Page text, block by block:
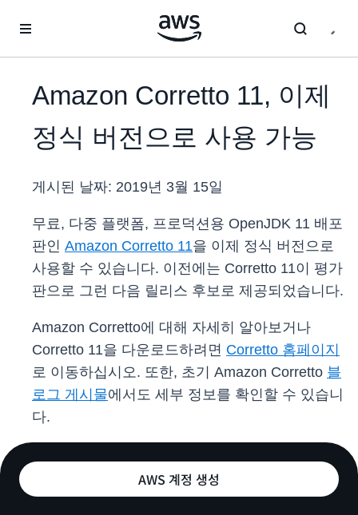
Amazon Corretto 11, 이제
정식 버전으로 사용 가능
게시된 날짜: 2019년 3월 15일
무료, 다중 플랫폼, 프로덕션용 OpenJDK 11 배포
판인 Amazon Corretto 11을 이제 정식 버전으로
사용할 수 있습니다. 이전에는 Corretto 11이 평가
판으로 그런 다음 릴리스 후보로 제공되었습니다.
Amazon Corretto에 대해 자세히 알아보거나
Corretto 11을 다운로드하려면 Corretto 홈페이지
로 이동하십시오. 또한, 초기 Amazon Corretto 블
로그 게시물에서도 세부 정보를 확인할 수 있습니
다.
AWS 계정 생성